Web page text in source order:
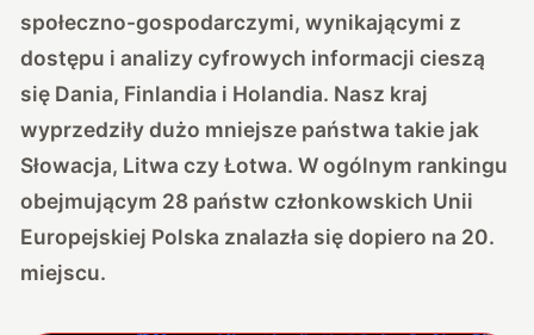
społeczno-gospodarczymi, wynikającymi z
dostępu i analizy cyfrowych informacji cieszą
się Dania, Finlandia i Holandia. Nasz kraj
wyprzedziły dużo mniejsze państwa takie jak
Słowacja, Litwa czy Łotwa. W ogólnym rankingu
obejmującym 28 państw członkowskich Unii
Europejskiej Polska znalazła się dopiero na 20.
miejscu.